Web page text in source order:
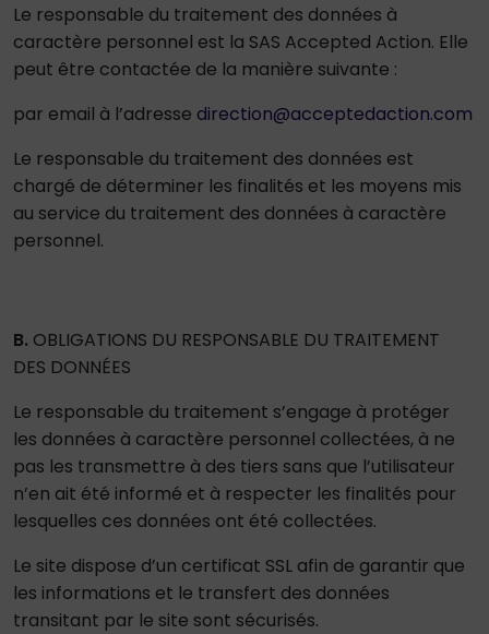
Le responsable du traitement des données à
caractère personnel est la SAS Accepted Action. Elle
peut être contactée de la manière suivante :
par email à l’adresse direction@acceptedaction.com
Le responsable du traitement des données est
chargé de déterminer les finalités et les moyens mis
au service du traitement des données à caractère
personnel.
B. OBLIGATIONS DU RESPONSABLE DU TRAITEMENT
DES DONNÉES
Le responsable du traitement s’engage à protéger
les données à caractère personnel collectées, à ne
pas les transmettre à des tiers sans que l’utilisateur
n’en ait été informé et à respecter les finalités pour
lesquelles ces données ont été collectées.
Le site dispose d’un certificat SSL afin de garantir que
les informations et le transfert des données
transitant par le site sont sécurisés.